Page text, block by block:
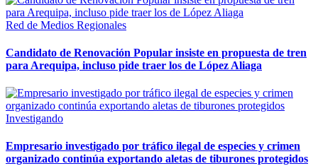
Red de Medios Regionales
Candidato de Renovación Popular insiste en propuesta de tren
para Arequipa, incluso pide traer los de López Aliaga
Investigando
Empresario investigado por tráfico ilegal de especies y crimen
organizado continúa exportando aletas de tiburones protegidos